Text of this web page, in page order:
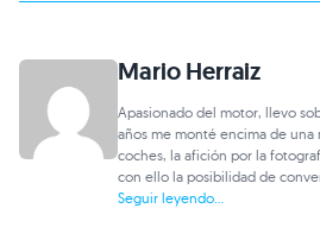
Mario Herraiz
Apasionado del motor, llevo
años me monté encima de
coches, la afición por la
con ello la posibilidad de
Seguir leyendo...